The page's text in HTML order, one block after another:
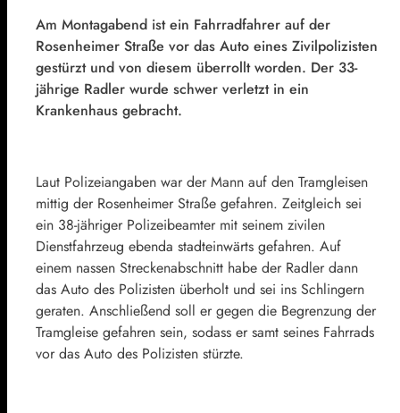
Am Montagabend ist ein Fahrradfahrer auf der
Rosenheimer Straße vor das Auto eines Zivilpolizisten
gestürzt und von diesem überrollt worden. Der 33-
jährige Radler wurde schwer verletzt in ein
Krankenhaus gebracht.
Laut Polizeiangaben war der Mann auf den Tramgleisen
mittig der Rosenheimer Straße gefahren. Zeitgleich sei
ein 38-jähriger Polizeibeamter mit seinem zivilen
Dienstfahrzeug ebenda stadteinwärts gefahren. Auf
einem nassen Streckenabschnitt habe der Radler dann
das Auto des Polizisten überholt und sei ins Schlingern
geraten. Anschließend soll er gegen die Begrenzung der
Tramgleise gefahren sein, sodass er samt seines Fahrrads
vor das Auto des Polizisten stürzte.